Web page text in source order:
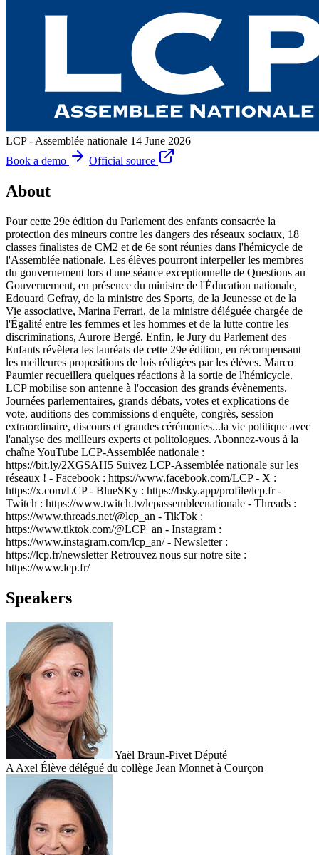
LCP - Assemblée nationale 14 June 2026
Book a demo
Official source
About
Pour cette 29e édition du Parlement des enfants consacrée la
protection des mineurs contre les dangers des réseaux sociaux, 18
classes finalistes de CM2 et de 6e sont réunies dans l'hémicycle de
l'Assemblée nationale. Les élèves pourront interpeller les membres
du gouvernement lors d'une séance exceptionnelle de Questions au
Gouvernement, en présence du ministre de l'Éducation nationale,
Edouard Gefray, de la ministre des Sports, de la Jeunesse et de la
Vie associative, Marina Ferrari, de la ministre déléguée chargée de
l'Égalité entre les femmes et les hommes et de la lutte contre les
discriminations, Aurore Bergé. Enfin, le Jury du Parlement des
Enfants révèlera les lauréats de cette 29e édition, en récompensant
les meilleures propositions de lois rédigées par les élèves. Marco
Paumier recueillera quelques réactions à la sortie de l'hémicycle.
LCP mobilise son antenne à l'occasion des grands évènements.
Journées parlementaires, grands débats, votes et explications de
vote, auditions des commissions d'enquête, congrès, session
extraordinaire, discours et grandes cérémonies...la vie politique avec
l'analyse des meilleurs experts et politologues. Abonnez-vous à la
chaîne YouTube LCP-Assemblée nationale :
https://bit.ly/2XGSAH5 Suivez LCP-Assemblée nationale sur les
réseaux ! - Facebook : https://www.facebook.com/LCP - X :
https://x.com/LCP - BlueSKy : https://bsky.app/profile/lcp.fr -
Twitch : https://www.twitch.tv/lcpassembleenationale - Threads :
https://www.threads.net/@lcp_an - TikTok :
https://www.tiktok.com/@LCP_an - Instagram :
https://www.instagram.com/lcp_an/ - Newsletter :
https://lcp.fr/newsletter Retrouvez nous sur notre site :
https://www.lcp.fr/
Speakers
Yaël Braun-Pivet Député
A Axel Élève délégué du collège Jean Monnet à Courçon